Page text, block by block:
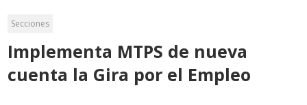
Secciones
Implementa MTPS de nueva
cuenta la Gira por el Empleo